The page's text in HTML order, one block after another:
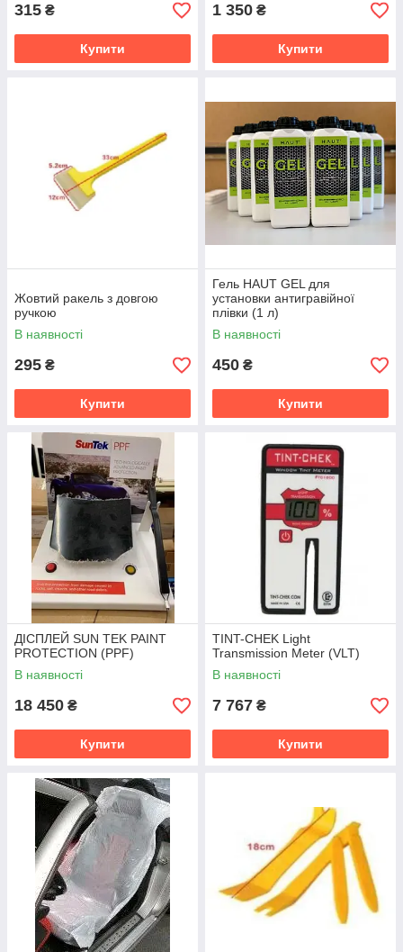
315 ₴
Купити
1 350 ₴
Купити
Жовтий ракель з довгою
ручкою
В наявності
295 ₴
Купити
Гель HAUT GEL для
установки антигравійної
плівки (1 л)
В наявності
450 ₴
Купити
ДІСПЛЕЙ SUN TEK PAINT
PROTECTION (PPF)
В наявності
18 450 ₴
Купити
TINT-CHEK Light
Transmission Meter (VLT)
В наявності
7 767 ₴
Купити